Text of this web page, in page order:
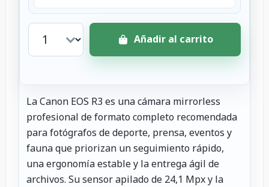
Añadir al carrito
La Canon EOS R3 es una cámara mirrorless
profesional de formato completo recomendada
para fotógrafos de deporte, prensa, eventos y
fauna que priorizan un seguimiento rápido,
una ergonomía estable y la entrega ágil de
archivos. Su sensor apilado de 24,1 Mpx y la